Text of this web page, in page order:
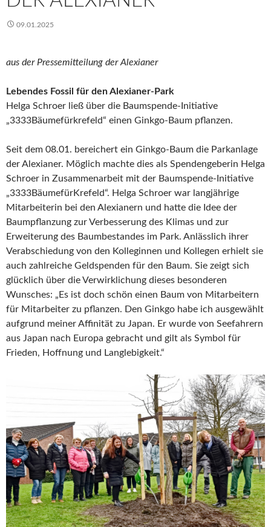
09.01.2025
aus der Pressemitteilung der Alexianer
Lebendes Fossil für den Alexianer-Park
Helga Schroer ließ über die Baumspende-Initiative
„3333Bäumefürkrefeld“ einen Ginkgo-Baum pflanzen.
Seit dem 08.01. bereichert ein Ginkgo-Baum die Parkanlage
der Alexianer. Möglich machte dies als Spendengeberin Helga
Schroer in Zusammenarbeit mit der Baumspende-Initiative
„3333BäumefürKrefeld“. Helga Schroer war langjährige
Mitarbeiterin bei den Alexianern und hatte die Idee der
Baumpflanzung zur Verbesserung des Klimas und zur
Erweiterung des Baumbestandes im Park. Anlässlich ihrer
Verabschiedung von den Kolleginnen und Kollegen erhielt sie
auch zahlreiche Geldspenden für den Baum. Sie zeigt sich
glücklich über die Verwirklichung dieses besonderen
Wunsches: „Es ist doch schön einen Baum von Mitarbeitern
für Mitarbeiter zu pflanzen. Den Ginkgo habe ich ausgewählt
aufgrund meiner Affinität zu Japan. Er wurde von Seefahrern
aus Japan nach Europa gebracht und gilt als Symbol für
Frieden, Hoffnung und Langlebigkeit.“